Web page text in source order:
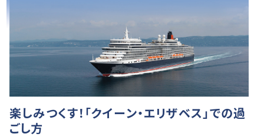
楽しみつくす！「クイーン・エリザベス」での過
ごし方